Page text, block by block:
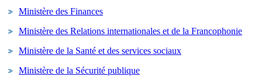
Ministère des Finances
Ministère des Relations internationales et de la Francophonie
Ministère de la Santé et des services sociaux
Ministère de la Sécurité publique